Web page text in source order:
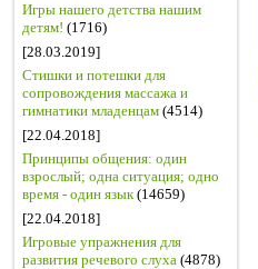
Игры нашего детства нашим
детям! (1716)
[28.03.2019]
Стишки и потешки для
сопровождения массажа и
гимнатики младенцам (4514)
[22.04.2018]
Принципы общения: один
взрослый; одна ситуация; одно
время - один язык(14659)
[22.04.2018]
Игровые упражнения для
развития речевого слуха (4878)